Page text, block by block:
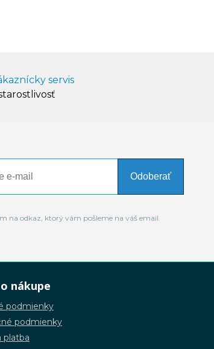
servis
Odoberať
na odkaz, ktorý vám pošleme na váš email.
nákupe
podmienky
podmienky
platba